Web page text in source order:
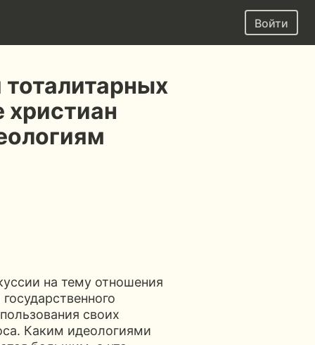
Войти
на тему отношения
своих
Каким идеологиями